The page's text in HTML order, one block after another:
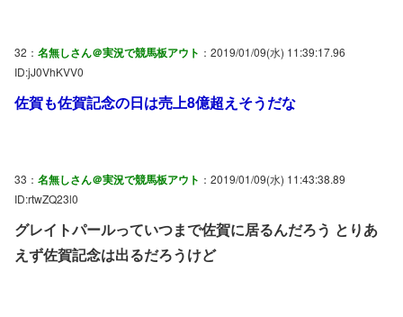
32： 名無しさん＠実況で競馬板アウト ：2019/01/09(水) 11:39:17.96
ID:jJ0VhKVV0
佐賀も佐賀記念の日は売上8億超えそうだな
33： 名無しさん＠実況で競馬板アウト ：2019/01/09(水) 11:43:38.89
ID:rtwZQ23l0
グレイトパールっていつまで佐賀に居るんだろう とりあ
えず佐賀記念は出るだろうけど